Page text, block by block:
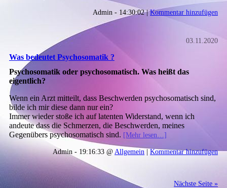
Admin - 14:30:02 |Kommentar hinzufügen
03.11.2020
Was bedeutet Psychosomatik ?
Psychosomatik oder psychosomatisch. Was heißt das
eigentlich?
Wenn ein Arzt mitteilt, dass Beschwerden psychosomatisch sind,
bilde ich mir diese dann nur ein?
Immer wieder stoße ich auf latenten Widerstand, wenn ich
andeute dass die Schmerzen, die Beschwerden, meines
Gegenübers psychosomatisch sind. [Mehr lesen…]
Admin - 19:16:33 @ Allgemein |Kommentar hinzufügen
Nächste Seite »